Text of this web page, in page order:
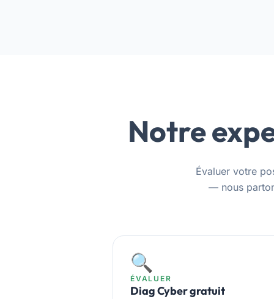
Notre
Évaluer votre
— nous
🔍
ÉVALUER
Diag Cyber gratuit